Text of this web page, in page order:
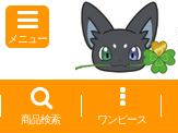
メニュー
商品検索 ワンピース